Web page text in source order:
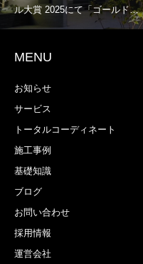
MENU
お知らせ
サービス
トータルコーディネート
施工事例
基礎知識
ブログ
お問い合わせ
採用情報
運営会社